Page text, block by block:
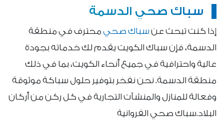
سباك صحي الدسمة
إذا كنت تبحث عن سباك صحي محترف في منطقة
الدسمة، فإن سباك الكويت يقدم لك خدماته بجودة
عالية واحترافية في جميع أنحاء الكويت، بما في ذلك
منطقة الدسمة. نحن نفخر بتوفير حلول سباكة موثوقة
وفعالة للمنازل والمنشآت التجارية في كل ركن من أركان
البلاد.سباك صحي الفروانية